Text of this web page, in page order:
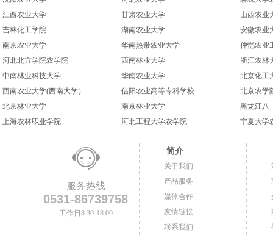
江西农业大学
甘肃农业大学
山西农业
吉林化工学院
湖南农业大学
安徽农业
南京农业大学
华南热带农业大学
仲恺农业
河北北方学院农学院
西南林业大学
浙江农林
中南林业科技大学
华南农业大学
北京化工
西南农业大学(西南大学）
信阳农业高等专科学校
北京农学
北京林业大学
南京林业大学
黑龙江八
上海农林职业学院
河北工程大学农学院 宁夏大学
服务热线
0531-86739758
工作日8:30-18:00
简介
关于我们
产品服务
媒体合作
友情链接
联系我们